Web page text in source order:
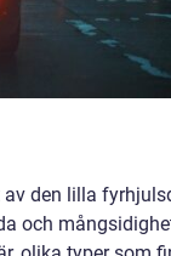
den lilla
och